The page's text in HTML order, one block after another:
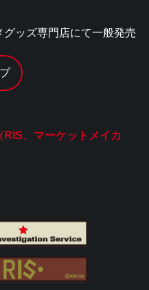
ッズ専門店にて一般発売
、マーケットメイカ